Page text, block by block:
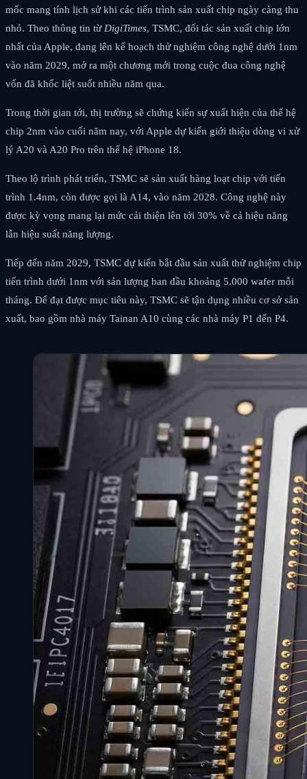
mốc mang tính lịch sử khi các tiến trình sản xuất chip ngày càng thu
nhỏ. Theo thông tin từ DigiTimes, TSMC, đối tác sản xuất chip lớn
nhất của Apple, đang lên kế hoạch thử nghiệm công nghệ dưới 1nm
vào năm 2029, mở ra một chương mới trong cuộc đua công nghệ
vốn đã khốc liệt suốt nhiều năm qua.
Trong thời gian tới, thị trường sẽ chứng kiến sự xuất hiện của thế hệ
chip 2nm vào cuối năm nay, với Apple dự kiến giới thiệu dòng vi xử
lý A20 và A20 Pro trên thế hệ iPhone 18.
Theo lộ trình phát triển, TSMC sẽ sản xuất hàng loạt chip với tiến
trình 1.4nm, còn được gọi là A14, vào năm 2028. Công nghệ này
được kỳ vọng mang lại mức cải thiện lên tới 30% về cả hiệu năng
lẫn hiệu suất năng lượng.
Tiếp đến năm 2029, TSMC dự kiến bắt đầu sản xuất thử nghiệm chip
tiến trình dưới 1nm với sản lượng ban đầu khoảng 5.000 wafer mỗi
tháng. Để đạt được mục tiêu này, TSMC sẽ tận dụng nhiều cơ sở sản
xuất, bao gồm nhà máy Tainan A10 cùng các nhà máy P1 đến P4.